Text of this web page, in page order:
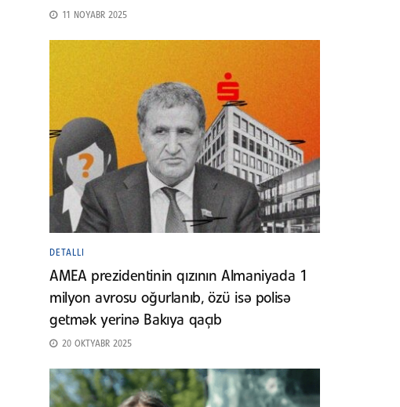
11 NOYABR 2025
DETALLI
AMEA prezidentinin qızının Almaniyada 1
milyon avrosu oğurlanıb, özü isə polisə
getmək yerinə Bakıya qaçıb
20 OKTYABR 2025